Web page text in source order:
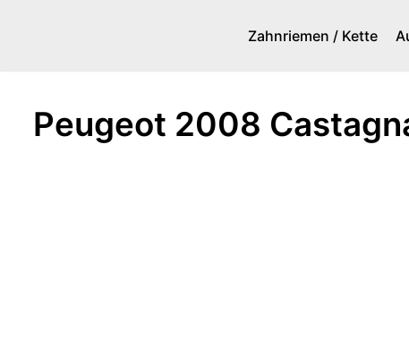
Zahnriemen / Kette
Peugeot 2008